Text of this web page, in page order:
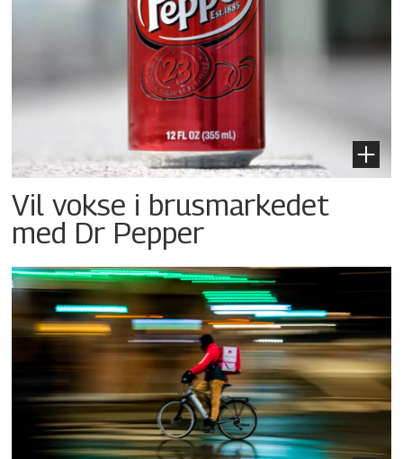
Vil vokse i brusmarkedet
med Dr Pepper